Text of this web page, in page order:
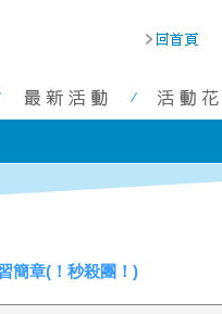
簡章(！秒殺團！)